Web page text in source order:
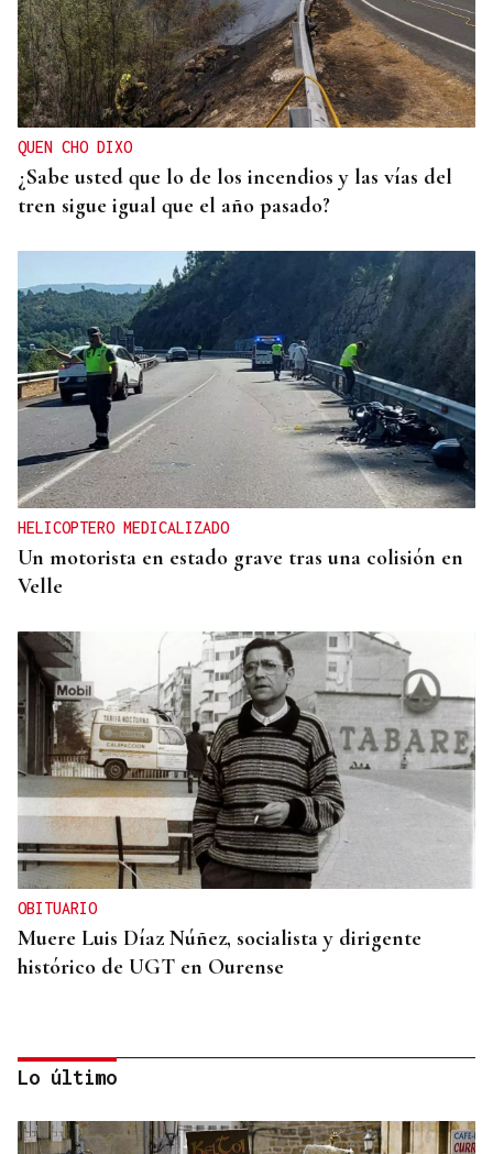
QUEN CHO DIXO
¿Sabe usted que lo de los incendios y las vías del
tren sigue igual que el año pasado?
HELICOPTERO MEDICALIZADO
Un motorista en estado grave tras una colisión en
Velle
OBITUARIO
Muere Luis Díaz Núñez, socialista y dirigente
histórico de UGT en Ourense
Lo último